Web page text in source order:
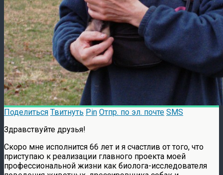
Поделиться Твитнуть Pin Отпр. по эл. почте SMS
Здравствуйте друзья!
Скоро мне исполнится 66 лет и я счастлив от того, что
приступаю к реализации главного проекта моей
профессиональной жизни как биолога-исследователя